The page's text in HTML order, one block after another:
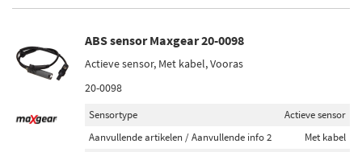
ABS sensor Maxgear 20-0098
Actieve sensor, Met kabel, Vooras
20-0098
Sensortype
Actieve sensor
Aanvullende artikelen / Aanvullende info 2
Met kabel